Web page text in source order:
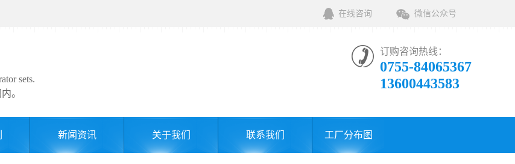
在线咨询 微信公众号
sets.
。
订购咨询热线：
0755-84065367
13600443583
新闻资讯 关于我们 联系我们 工厂分布图